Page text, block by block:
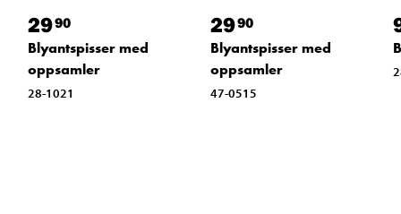
2990
Blyantspisser med
oppsamler
28-1021
2990
Blyantspisser med
oppsamler
47-0515